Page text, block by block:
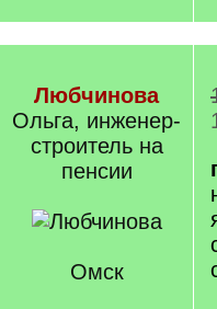
Любчинова
Ольга, инженер-
строитель на
пенсии
Омск